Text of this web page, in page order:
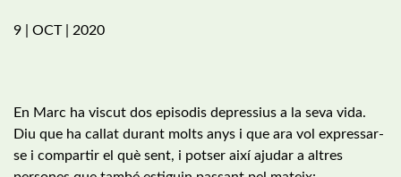
9 | OCT | 2020
En Marc ha viscut dos episodis depressius a la seva vida.
Diu que ha callat durant molts anys i que ara vol expressar-
se i compartir el què sent, i potser així ajudar a altres